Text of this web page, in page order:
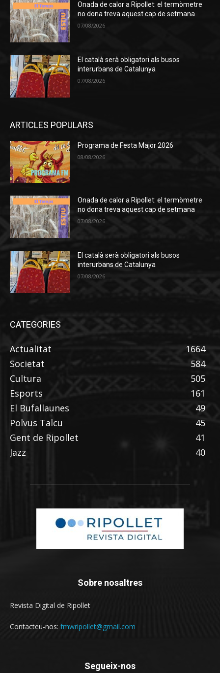
Onada de calor a Ripollet: el termòmetre
no dona treva aquest cap de setmana
07/08/2026
El català serà obligatori als busos
interurbans de Catalunya
07/08/2026
ARTICLES POPULARS
Programa de Festa Major 2026
08/08/2026
Onada de calor a Ripollet: el termòmetre
no dona treva aquest cap de setmana
07/08/2026
El català serà obligatori als busos
interurbans de Catalunya
07/08/2026
CATEGORIES
Actualitat
1664
Societat
584
Cultura
505
Esports
161
El Bufallaunes
49
Polvus Talcu
45
Gent de Ripollet
41
Jazz
40
Sobre nosaltres
Revista Digital de Ripollet
Contacteu-nos: fmwripollet@gmail.com
Segueix-nos